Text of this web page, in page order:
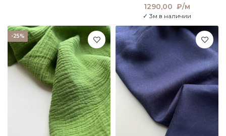
1290,00 ₽/м
✓ 3м в наличии
-25%